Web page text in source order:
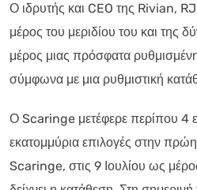
Ο ιδρυτής και CEO της Rivian,
μέρος του μεριδίου του και της
μέρος μιας πρόσφατα
σύμφωνα με μια ρυθμιστική
Ο Scaringe μετέφερε περίπου 4
εκατομμύρια επιλογές στην
Scaringe, στις 9 Ιουλίου ως